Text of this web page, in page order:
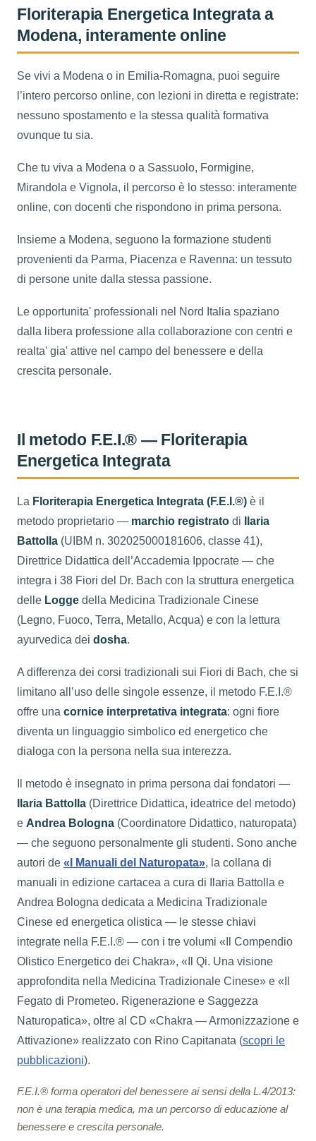
Floriterapia Energetica Integrata a
Modena, interamente online
Se vivi a Modena o in Emilia-Romagna, puoi seguire
l’intero percorso online, con lezioni in diretta e registrate:
nessuno spostamento e la stessa qualità formativa
ovunque tu sia.
Che tu viva a Modena o a Sassuolo, Formigine,
Mirandola e Vignola, il percorso è lo stesso: interamente
online, con docenti che rispondono in prima persona.
Insieme a Modena, seguono la formazione studenti
provenienti da Parma, Piacenza e Ravenna: un tessuto
di persone unite dalla stessa passione.
Le opportunita' professionali nel Nord Italia spaziano
dalla libera professione alla collaborazione con centri e
realta' gia' attive nel campo del benessere e della
crescita personale.
Il metodo F.E.I.® — Floriterapia
Energetica Integrata
La Floriterapia Energetica Integrata (F.E.I.®) è il
metodo proprietario — marchio registrato di
Ilaria
Battolla (UIBM n. 302025000181606, classe 41),
Direttrice Didattica dell’Accademia Ippocrate — che
integra i 38 Fiori del Dr. Bach con la struttura energetica
delle Logge della Medicina Tradizionale Cinese
(Legno, Fuoco, Terra, Metallo, Acqua) e con la lettura
ayurvedica dei dosha.
A differenza dei corsi tradizionali sui Fiori di Bach, che si
limitano all’uso delle singole essenze, il metodo F.E.I.®
offre una cornice interpretativa integrata: ogni fiore
diventa un linguaggio simbolico ed energetico che
dialoga con la persona nella sua interezza.
Il metodo è insegnato in prima persona dai fondatori —
Ilaria Battolla (Direttrice Didattica, ideatrice del metodo)
e Andrea Bologna (Coordinatore Didattico, naturopata)
— che seguono personalmente gli studenti. Sono anche
autori de «I Manuali del Naturopata», la collana di
manuali in edizione cartacea a cura di Ilaria Battolla e
Andrea Bologna dedicata a Medicina Tradizionale
Cinese ed energetica olistica — le stesse chiavi
integrate nella F.E.I.® — con i tre volumi «Il Compendio
Olistico Energetico dei Chakra», «Il Qi. Una visione
approfondita nella Medicina Tradizionale Cinese» e «Il
Fegato di Prometeo. Rigenerazione e Saggezza
Naturopatica», oltre al CD «Chakra — Armonizzazione e
Attivazione» realizzato con Rino Capitanata (scopri le
pubblicazioni).
F.E.I.® forma operatori del benessere ai sensi della L.4/2013:
non è una terapia medica, ma un percorso di educazione al
benessere e crescita personale.